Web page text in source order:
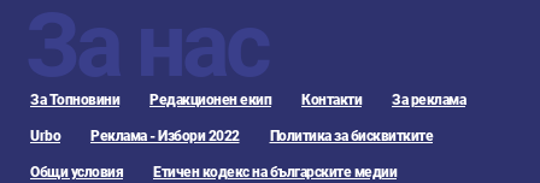
За нас
За Топновини Редакционен екип Контакти За реклама
Urbo Реклама - Избори 2022 Политика за бисквитките
Общи условия Етичен кодекс на българските медии